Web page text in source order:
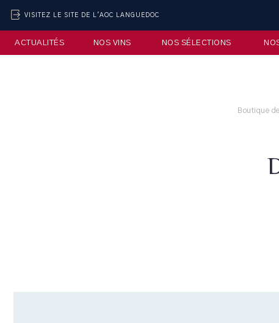
VISITEZ LE SITE DE L'AOC LANGUEDOC
ACTUALITÉS NOS VINS NOS SÉLECTIONS
Boutique